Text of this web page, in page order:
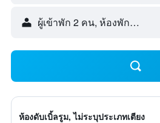
ผู้เข้าพัก 2 คน, ห้องพัก 1 ห้อง
ห้องดับเบิ้ลรูม, ไม่ระบุประเภทเตียง